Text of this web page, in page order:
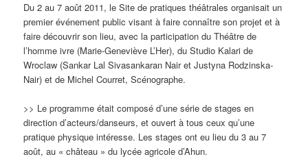
Du 2 au 7 août 2011, le Site de pratiques théâtrales organisait un
premier événement public visant à faire connaître son projet et à
faire découvrir son lieu, avec la participation du Théâtre de
l’homme ivre (Marie-Geneviève L’Her), du Studio Kalari de
Wroclaw (Sankar Lal Sivasankaran Nair et Justyna Rodzinska-
Nair) et de Michel Courret, Scénographe.
>> Le programme était composé d’une série de stages en
direction d’acteurs/danseurs, et ouvert à tous ceux qu’une
pratique physique intéresse. Les stages ont eu lieu du 3 au 7
août, au « château » du lycée agricole d’Ahun.